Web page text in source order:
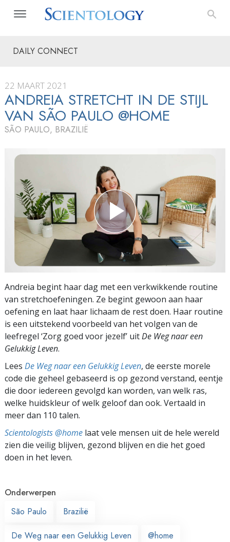
DAILY CONNECT
22 MAART 2021
ANDREIA STRETCHT IN DE STIJL
VAN SÃO PAULO @HOME
SÃO PAULO, BRAZILIË
Andreia begint haar dag met een verkwikkende routine
van stretchoefeningen. Ze begint gewoon aan haar
oefening en laat haar lichaam de rest doen. Haar routine
is een uitstekend voorbeeld van het volgen van de
leefregel ‘Zorg goed voor jezelf’ uitDe Weg naar een
Gelukkig Leven.
Lees De Weg naar een Gelukkig Leven, de eerste morele
code die geheel gebaseerd is op gezond verstand, eentje
die door iedereen gevolgd kan worden, van welk ras,
welke huidskleur of welk geloof dan ook. Vertaald in
meer dan 110 talen.
Scientologists @home laat vele mensen uit de hele wereld
zien die veilig blijven, gezond blijven en die het goed
doen in het leven.
Onderwerpen
São Paulo
Brazilië
De Weg naar een Gelukkig Leven @home